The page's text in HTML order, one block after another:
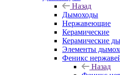
Назад
Дымоходы
Нержавеющие
Керамические
Керамические
Элементы
Феникс
Назад